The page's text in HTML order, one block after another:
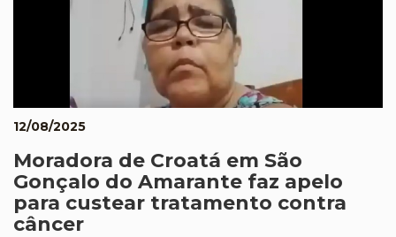
12/08/2025
Moradora de Croatá em São
Gonçalo do Amarante faz apelo
para custear tratamento contra
câncer